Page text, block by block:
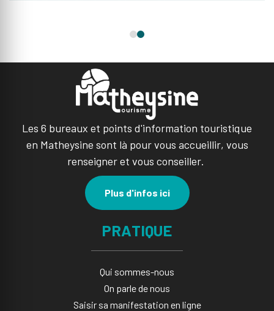
Les 6 bureaux et points d'information touristique
en Matheysine sont là pour vous accueillir, vous
renseigner et vous conseiller.
Plus d'infos ici
PRATIQUE
Qui sommes-nous
On parle de nous
Saisir sa manifestation en ligne​